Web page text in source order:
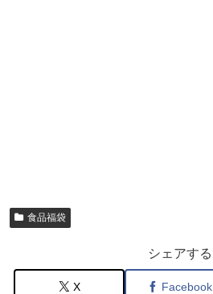
食品福袋
シェアする
X Facebook